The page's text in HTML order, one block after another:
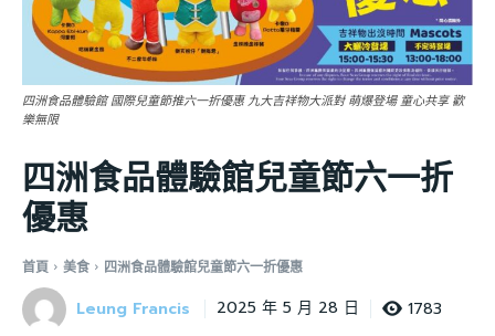
四洲食品體驗館 國際兒童節推六一折優惠 九大吉祥物大派對 萌爆登場 童心共享 歡
樂無限
四洲食品體驗館兒童節六一折
優惠
首頁 美食 四洲食品體驗館兒童節六一折優惠
Leung Francis 2025 年 5 月 28 日 1783